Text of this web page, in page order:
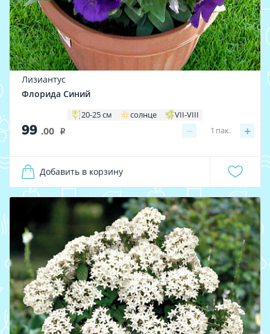
Лизиантус
Флорида Синий
20-25 см солнце VII-VIII
99 .00 i − +
1 пак.
Добавить в корзину